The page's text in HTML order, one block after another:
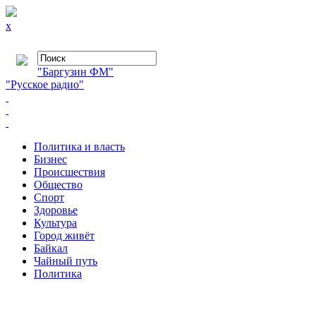
x
"Баргузин ФМ"
"Русское радио"
Политика и власть
Бизнес
Происшествия
Общество
Cпорт
Здоровье
Культура
Город живёт
Байкал
Чайный путь
Политика